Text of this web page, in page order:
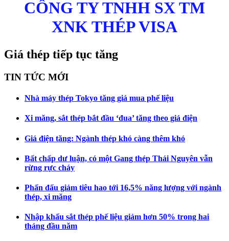
CÔNG TY TNHH SX TM
XNK THÉP VISA
Giá thép tiếp tục tăng
TIN TỨC MỚI
Nhà máy thép Tokyo tăng giá mua phế liệu
Xi măng, sắt thép bắt đầu ‘đua’ tăng theo giá điện
Giá điện tăng: Ngành thép khó càng thêm khó
Bất chấp dư luận, có một Gang thép Thái Nguyên vẫn
rừng rực cháy
Phấn đấu giảm tiêu hao tới 16,5% năng lượng với ngành
thép, xi măng
Nhập khẩu sắt thép phế liệu giảm hơn 50% trong hai
tháng đầu năm